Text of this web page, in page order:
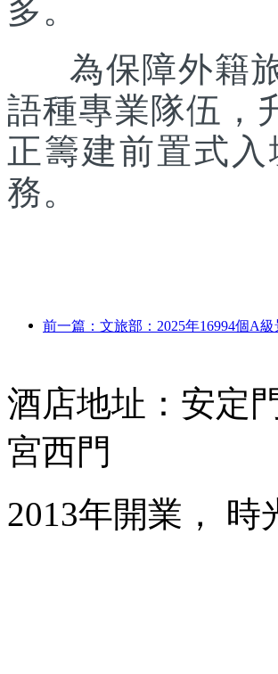
多。
為保障外籍旅
語種專業隊伍，
正籌建前置式
務。
酒店地址：安定
宮西門
2013年開業，